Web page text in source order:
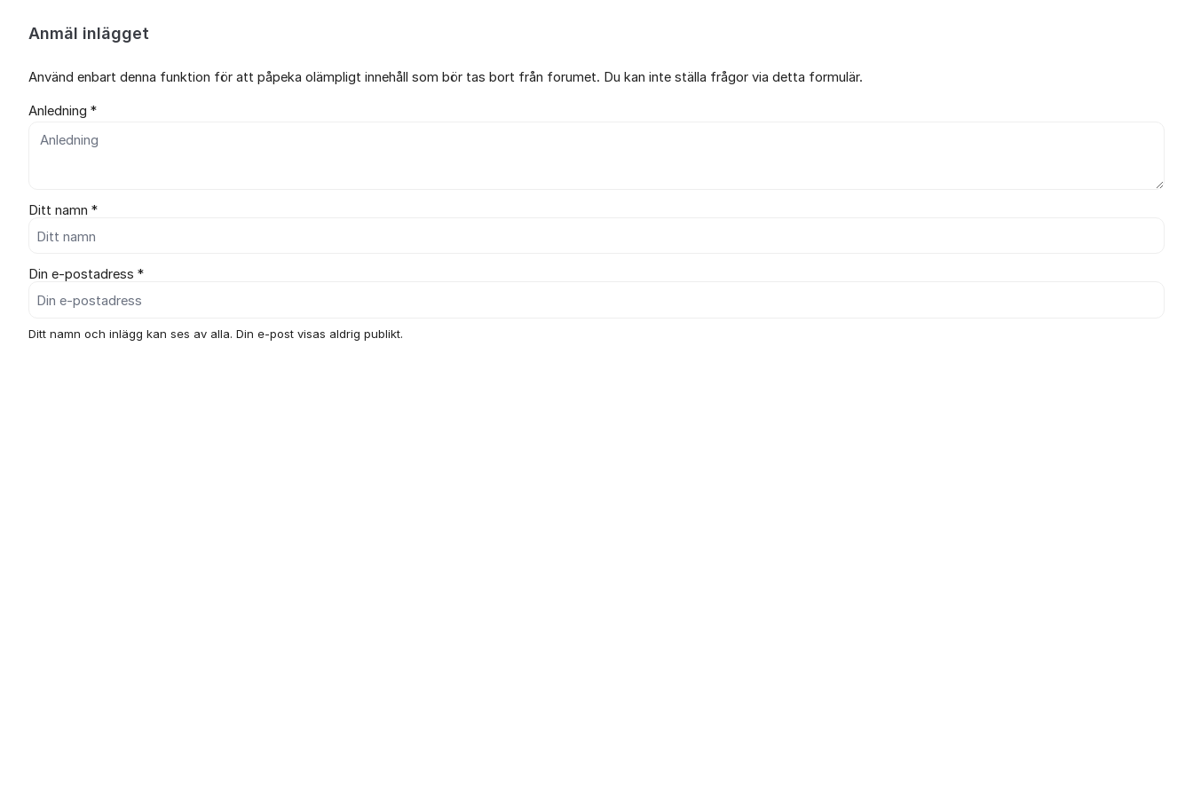
Anmäl inlägget
Använd enbart denna funktion för att påpeka olämpligt innehåll som bör tas bort från forumet. Du kan inte ställa frågor via detta formulär.
Anledning *
Ditt namn *
Din e-postadress *
Ditt namn och inlägg kan ses av alla. Din e-post visas aldrig publikt.